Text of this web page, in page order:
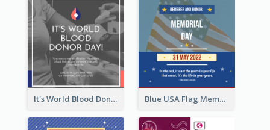
It's World Blood Donor Day Photo Instagram Post Blue USA Flag Memorial Day Instagram Post Design